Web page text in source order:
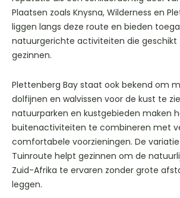
Plaatsen zoals Knysna, Wilderness en
liggen langs deze route en bieden
natuurgerichte activiteiten die geschikt
gezinnen.
Plettenberg Bay staat ook bekend om
dolfijnen en walvissen voor de kust te
natuurparken en kustgebieden maken
buitenactiviteiten te combineren met
comfortabele voorzieningen. De
Tuinroute helpt gezinnen om de
Zuid-Afrika te ervaren zonder grote
leggen.